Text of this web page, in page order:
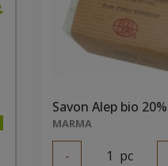
MARMA
- 1 pc